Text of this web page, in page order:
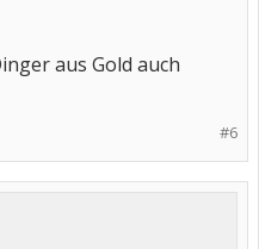
aus Gold auch
#6